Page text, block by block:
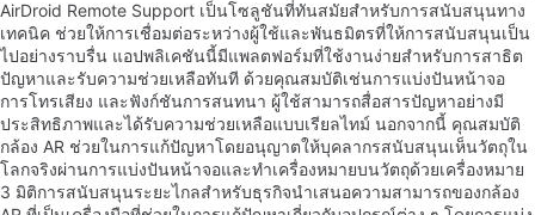
AirDroid Remote Support เป็นโซลูชันที่ทันสมัยสำหรับการสนับสนุนทาง
เทคนิค ช่วยให้การเชื่อมต่อระหว่างผู้ใช้และพันธมิตรที่ให้การสนับสนุนเป็น
ไปอย่างราบรื่น แอปพลิเคชันนี้มีแพลตฟอร์มที่ใช้งานง่ายสำหรับการสาธิต
ปัญหาและรับความช่วยเหลือทันที ด้วยคุณสมบัติเช่นการแบ่งปันหน้าจอ
การโทรเสียง และฟังก์ชันการสนทนา ผู้ใช้สามารถสื่อสารปัญหาอย่างมี
ประสิทธิภาพและได้รับความช่วยเหลือแบบเรียลไทม์ นอกจากนี้ คุณสมบัติ
กล้อง AR ช่วยในการแก้ปัญหาโดยอนุญาตให้บุคลากรสนับสนุนเห็นวัตถุใน
โลกจริงผ่านการแบ่งปันหน้าจอและทำเครื่องหมายบนวัตถุด้วยเครื่องหมาย
3 มิติการสนับสนุนระยะไกลสำหรับธุรกิจนำเสนอความสามารถของกล้อง